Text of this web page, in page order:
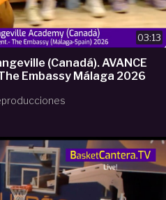
03:13
(Canadá). AVANCE
Embassy Málaga 2026